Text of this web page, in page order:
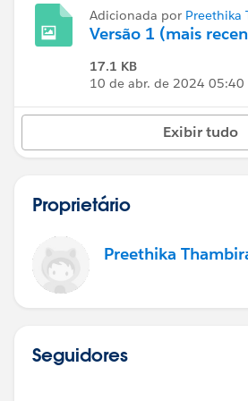
Adicionada por Preethika
Versão 1 (mais
17.1 KB
10 de abr. de 2024 05:40
Exibir tudo
Proprietário
Preethika
Seguidores